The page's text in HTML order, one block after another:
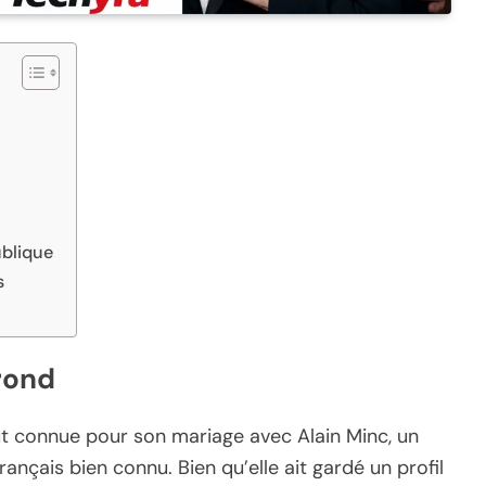
pour son mariage avec Alain Minc, un
bien connu. Bien qu’elle ait gardé un profil